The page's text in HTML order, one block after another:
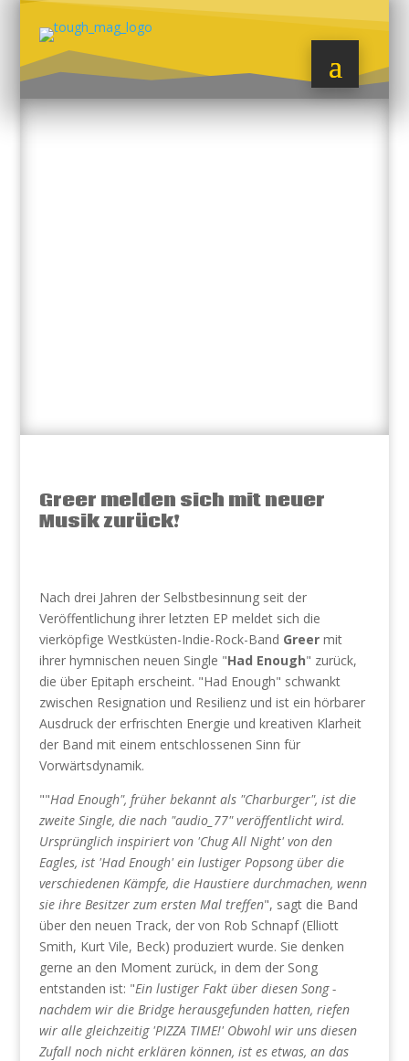
Greer melden sich mit neuer
Musik zurück!
Nach drei Jahren der Selbstbesinnung seit der
Veröffentlichung ihrer letzten EP meldet sich die
vierköpfige Westküsten-Indie-Rock-Band Greermit
ihrer hymnischen neuen Single "Had Enough" zurück,
die über Epitaph erscheint. "Had Enough" schwankt
zwischen Resignation und Resilienz und ist ein hörbarer
Ausdruck der erfrischten Energie und kreativen Klarheit
der Band mit einem entschlossenen Sinn für
Vorwärtsdynamik.
""Had Enough", früher bekannt als "Charburger", ist die
zweite Single, die nach "audio_77" veröffentlicht wird.
Ursprünglich inspiriert von 'Chug All Night' von den
Eagles, ist 'Had Enough' ein lustiger Popsong über die
verschiedenen Kämpfe, die Haustiere durchmachen, wenn
sie ihre Besitzer zum ersten Mal treffen", sagt die Band
über den neuen Track, der von Rob Schnapf (Elliott
Smith, Kurt Vile, Beck) produziert wurde. Sie denken
gerne an den Moment zurück, in dem der Song
entstanden ist: "Ein lustiger Fakt über diesen Song -
nachdem wir die Bridge herausgefunden hatten, riefen
wir alle gleichzeitig 'PIZZA TIME!' Obwohl wir uns diesen
Zufall noch nicht erklären können, ist es etwas, an das